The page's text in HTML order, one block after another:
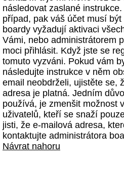
následovat zaslané
případ, pak váš účet musí
boardy vyžadují aktivaci
Vámi, nebo administrátorem
moci přihlásit. Když jste se
tomuto vyzváni. Pokud vám
následujte instrukce v něm
email neobdrželi, ujistěte se,
adresa je platná. Jedním
používá, je zmenšit možnost
uživatelů, kteří se snaží
jisti, že e-mailová adresa,
kontaktujte administrátora
Návrat nahoru